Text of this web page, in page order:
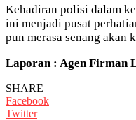
Kehadiran polisi dalam
ini menjadi pusat
pun merasa senang akan
Laporan : Agen Firman
SHARE
Facebook
Twitter